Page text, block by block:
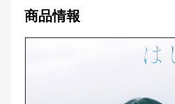
商品情報